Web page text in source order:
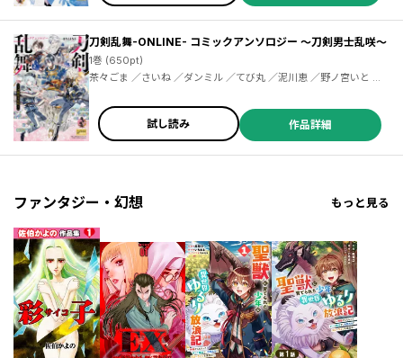
刀剣乱舞-ONLINE- コミックアンソロジー ～刀剣男士乱咲～
1巻 (650pt)
茶々ごま ／さいね ／ダンミル ／てび丸 ／泥川恵 ／野ノ宮いと ／
のりた ／馬あぐり ／ocha ／杜若わか ／桂イチホ ／喜来ユウ ／九
暮華麗 ／十屋つぐみ ／永緒ウカ ／望月和臣 ／ももたん ／森川侑
／わらなべ ／玉越博幸
試し読み 作品詳細
ファンタジー・幻想 もっと見る